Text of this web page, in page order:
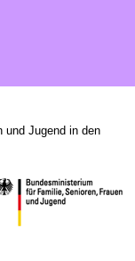
und Jugend in den